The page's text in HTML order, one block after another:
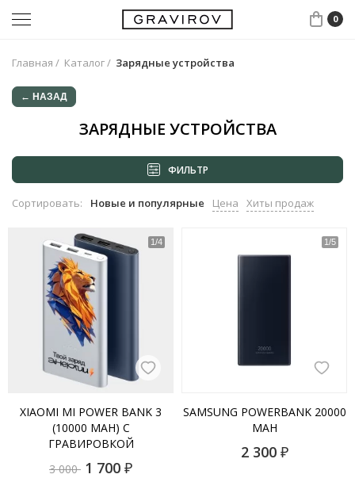
0
Главная / Каталог/ Зарядные устройства
← НАЗАД
ЗАРЯДНЫЕ УСТРОЙСТВА
ФИЛЬТР
Сортировать: Новые и популярные Цена Хиты продаж
XIAOMI MI POWER BANK 3
(10000 MAH) С
ГРАВИРОВКОЙ
3 000 1 700 ₽
SAMSUNG POWERBANK 20000
MAH
2 300 ₽